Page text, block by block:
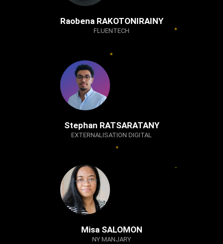
Raobena RAKOTONIRAINY
FLUENTECH
Stephan RATSARATANY
EXTERNALISATION DIGITAL
Misa SALOMON
NY MANJARY